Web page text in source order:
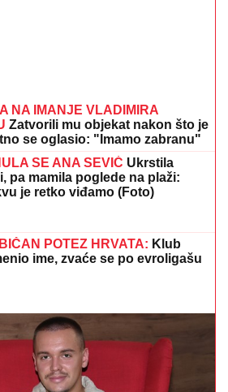
NA IMANJE VLADIMIRA
Zatvorili mu objekat nakon što je
se oglasio: "Imamo zabranu"
SE ANA SEVIĆ Ukrstila
pa mamila poglede na plaži:
je retko viđamo (Foto)
POTEZ HRVATA: Klub
ime, zvaće se po evroligašu